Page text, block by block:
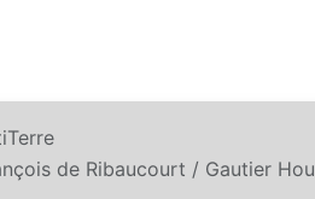
de Ribaucourt / Gautier